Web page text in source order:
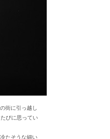
街に引っ越し
びに思ってい
たそうな細い